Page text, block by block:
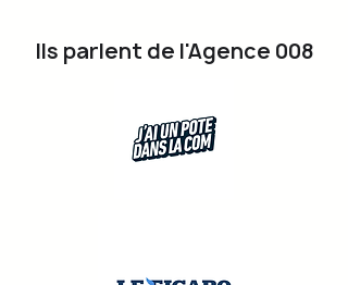
Ils parlent de l'Agence 008